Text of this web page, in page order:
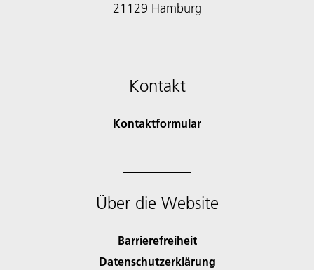
21129 Hamburg
Kontakt
Kontaktformular
Über die Website
Barrierefreiheit
Datenschutzerklärung